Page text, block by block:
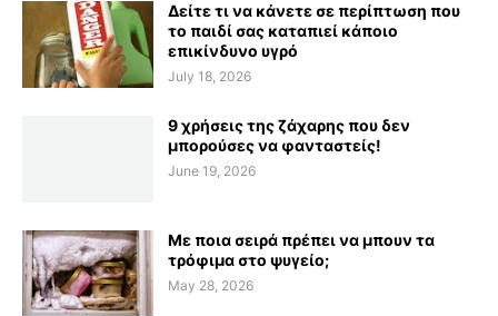
Δείτε τι να κάνετε σε περίπτωση που
το παιδί σας καταπιεί κάποιο
επικίνδυνο υγρό
July 18, 2026
9 χρήσεις της ζάχαρης που δεν
μπορούσες να φανταστείς!
June 19, 2026
Με ποια σειρά πρέπει να μπουν τα
τρόφιμα στο ψυγείο;
May 28, 2026